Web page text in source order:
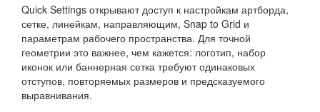
Quick Settings открывают доступ к настройкам артборда,
сетке, линейкам, направляющим, Snap to Grid и
параметрам рабочего пространства. Для точной
геометрии это важнее, чем кажется: логотип, набор
иконок или баннерная сетка требуют одинаковых
отступов, повторяемых размеров и предсказуемого
выравнивания.